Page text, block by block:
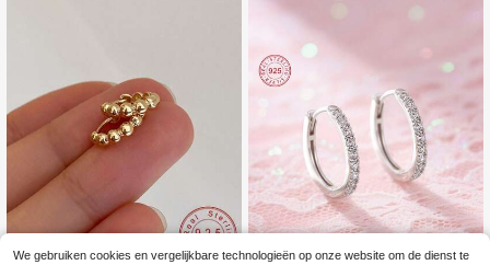
We gebruiken cookies en vergelijkbare technologieën op onze website om de dienst te